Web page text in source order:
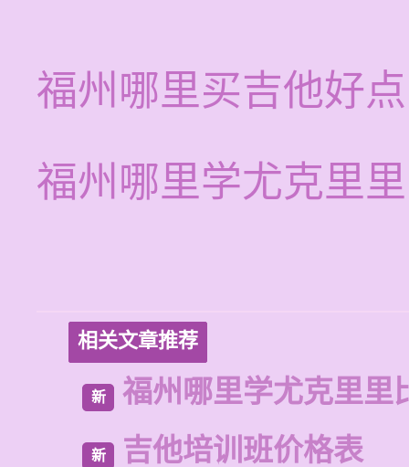
福州哪里买吉他好
福州哪里学尤克里
相关文章推荐
新 福州哪里学尤克里里
新 吉他培训班价格表